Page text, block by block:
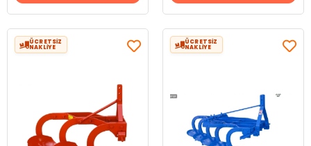
ÜCRETSİZ
NAKLİYE
ÜCRETSİZ
NAKLİYE